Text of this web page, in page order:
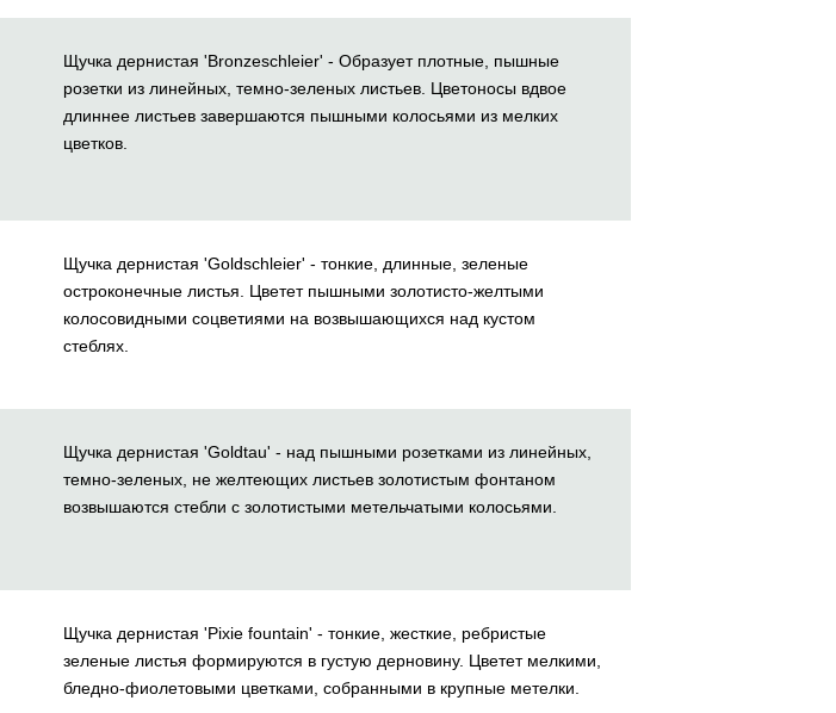
Щучка дернистая 'Bronzeschleier' - Образует плотные, пышные
розетки из линейных, темно-зеленых листьев. Цветоносы вдвое
длиннее листьев завершаются пышными колосьями из мелких
цветков.
Щучка дернистая 'Goldschleier' - тонкие, длинные, зеленые
остроконечные листья. Цветет пышными золотисто-желтыми
колосовидными соцветиями на возвышающихся над кустом
стеблях.
Щучка дернистая 'Goldtau' - над пышными розетками из линейных,
темно-зеленых, не желтеющих листьев золотистым фонтаном
возвышаются стебли с золотистыми метельчатыми колосьями.
Щучка дернистая 'Pixie fountain' - тонкие, жесткие, ребристые
зеленые листья формируются в густую дерновину. Цветет мелкими,
бледно-фиолетовыми цветками, собранными в крупные метелки.